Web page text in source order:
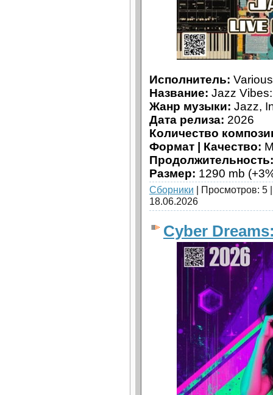
Исполнитель:
Название: Jazz
Жанр музыки: Jazz,
Дата релиза: 2026
Количество
Формат | Качество:
Продолжительность:
Размер: 1290 mb
Сборники | Просмотров:
18.06.2026
Cyber